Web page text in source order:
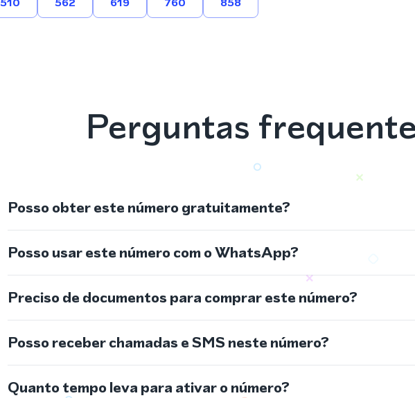
Perguntas
Posso obter este número gratuitamente?
Posso usar este número com o WhatsApp?
Preciso de documentos para comprar este número?
Posso receber chamadas e SMS neste número?
Quanto tempo leva para ativar o número?